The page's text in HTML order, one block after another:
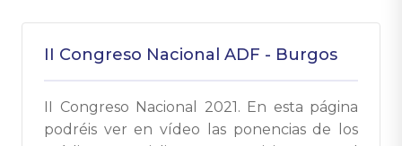
II Congreso Nacional ADF - Burgos
II Congreso Nacional 2021. En esta página
podréis ver en vídeo las ponencias de los